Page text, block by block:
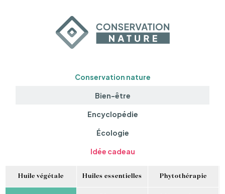
Conservation nature
Bien-être
Encyclopédie
Écologie
Idée cadeau
Huile végétale Huiles essentielles Phytothérapie